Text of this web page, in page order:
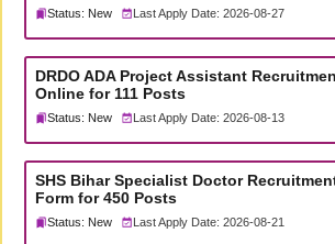
Status: New Last Apply Date: 2026-08-27
DRDO ADA Project Assistant
Online for 111 Posts
Status: New Last Apply Date: 2026-08-13
SHS Bihar Specialist Doctor
Form for 450 Posts
Status: New Last Apply Date: 2026-08-21